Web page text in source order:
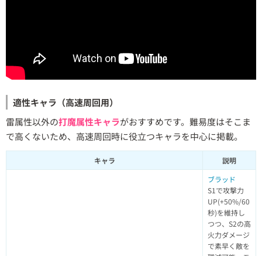
適性キャラ（高速周回用）
雷属性以外の打魔属性キャラがおすすめです。難易度はそこま
で高くないため、高速周回時に役立つキャラを中心に掲載。
キャラ 説明
ブラッド
S1で攻撃力
UP(+50%/60
秒)を維持し
つつ、S2の高
火力ダメージ
で素早く敵を